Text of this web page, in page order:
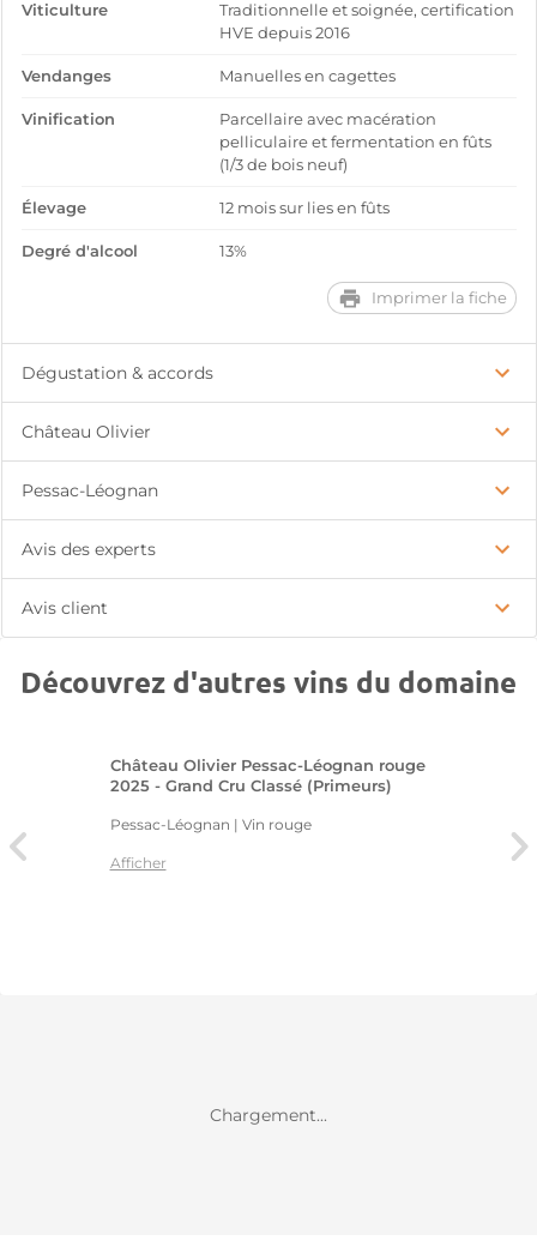
Viticulture
Traditionnelle et soignée, certification
HVE depuis 2016
Vendanges Manuelles en cagettes
Vinification
Parcellaire avec macération
pelliculaire et fermentation en fûts
(1/3 de bois neuf)
Élevage 12 mois sur lies en fûts
Degré d'alcool 13%
Imprimer la fiche
Dégustation & accords
Château Olivier
Pessac-Léognan
Avis des experts
Avis client
Découvrez d'autres vins du domaine
Château Olivier Pessac-Léognan rouge
2025 - Grand Cru Classé (Primeurs)
Pessac-Léognan | Vin rouge
Afficher
Chargement...